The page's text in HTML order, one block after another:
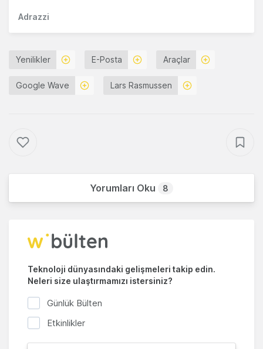
Adrazzi
Yenilikler E-Posta Araçlar
Google Wave Lars Rasmussen
Yorumları Oku 8
Teknoloji dünyasındaki gelişmeleri takip edin.
Neleri size ulaştırmamızı istersiniz?
Günlük Bülten
Etkinlikler